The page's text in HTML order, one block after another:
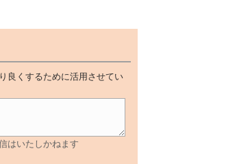
良くするために活用させてい
はいたしかねます